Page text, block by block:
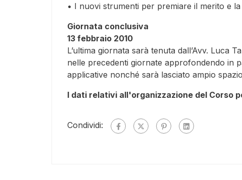
• I nuovi strumenti per premiare il merito e
Giornata conclusiva
13 febbraio 2010
L’ultima giornata sarà tenuta dall’Avv. Luca
nelle precedenti giornate approfondendo in
applicative nonché sarà lasciato ampio
I dati relativi all'organizzazione del Corso
Condividi: